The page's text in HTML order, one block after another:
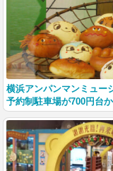
横浜アンパンマンミュー
予約制駐車場が700円台